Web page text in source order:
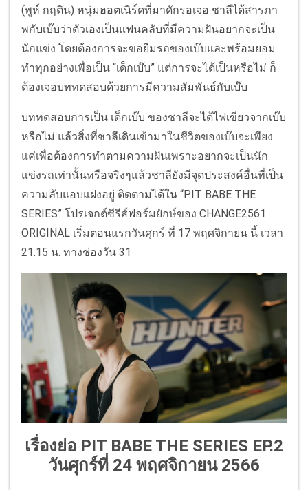
(พูห์ กฤติน) หนุ่มฮอตเนิร์ดที่มาดักรอเจอ ชาลีได้สารภา
พกับเบ๊บว่าตัวเองเป็นแฟนคลับที่มีความฝันอยากจะเป็น
นักแข่ง โดยต้องการจะขอยืมรถของเบ๊บและพร้อมยอม
ทำทุกอย่างเพื่อเป็น “เด็กเบ๊บ” แต่การจะได้เป็นหรือไม่ ก็
ต้องเจอบททดสอบด้วยการมีความสัมพันธ์กับเบ๊บ
บททดสอบการเป็น เด็กเบ๊บ ของชาลีจะได้ไฟเขียวจากเบ๊บ
หรือไม่ แล้วสิ่งที่ชาลีเดินเข้ามาในชีวิตของเบ๊บจะเพียง
แค่เพื่อต้องการทำตามความฝันเพราะอยากจะเป็นนัก
แข่งรถเท่านั้นหรือจริงๆแล้วชาลียังมีจุดประสงค์อื่นที่เป็น
ความลับแอบแฝงอยู่ ติดตามได้ใน “PIT BABE THE
SERIES” โปรเจกต์ซีรีส์ฟอร์มยักษ์ของ CHANGE2561
ORIGINAL เริ่มตอนแรกวันศุกร์ ที่ 17 พฤศจิกายน นี้ เวลา
21.15 น. ทางช่องวัน 31
เรื่องย่อ PIT BABE THE SERIES EP.2
วันศุกร์ที่ 24 พฤศจิกายน 2566